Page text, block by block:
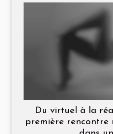
Du virtuel à la
première rencontre